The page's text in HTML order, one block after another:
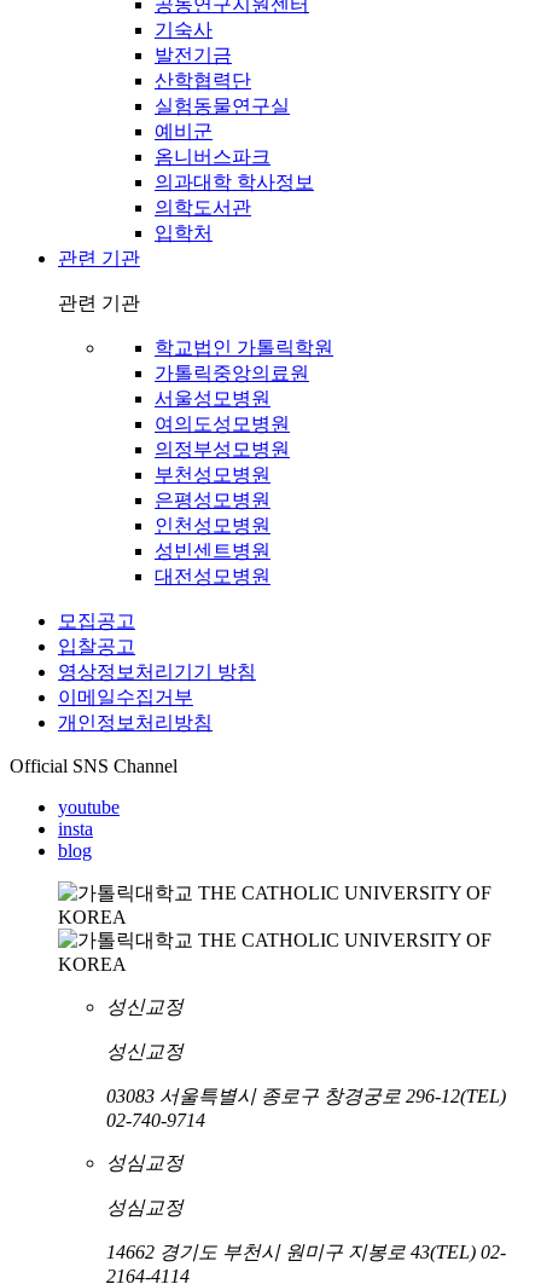
기숙사
발전기금
산학협력단
실험동물연구실
예비군
옴니버스파크
의과대학 학사정보
의학도서관
입학처
관련 기관
관련 기관
학교법인 가톨릭학원
가톨릭중앙의료원
서울성모병원
여의도성모병원
의정부성모병원
부천성모병원
은평성모병원
인천성모병원
성빈센트병원
대전성모병원
모집공고
입찰공고
영상정보처리기기 방침
이메일수집거부
개인정보처리방침
Official SNS Channel
youtube
insta
blog
성신교정
성신교정
03083 서울특별시 종로구 창경궁로 296-12(TEL)
02-740-9714
성심교정
성심교정
14662 경기도 부천시 원미구 지봉로 43(TEL) 02-
2164-4114